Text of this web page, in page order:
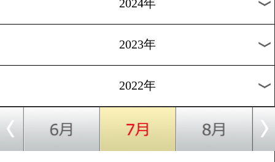
プリン
[減量&ダイエット集
トを実現